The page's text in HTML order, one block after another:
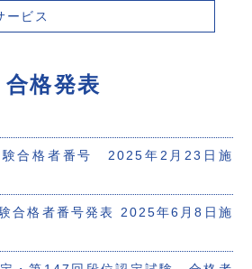
ービス
合格発表
験合格者番号 2025年2月23日施
合格者番号発表 2025年6月8日施